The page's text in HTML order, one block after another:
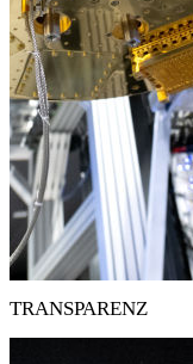
TRANSPARENZ